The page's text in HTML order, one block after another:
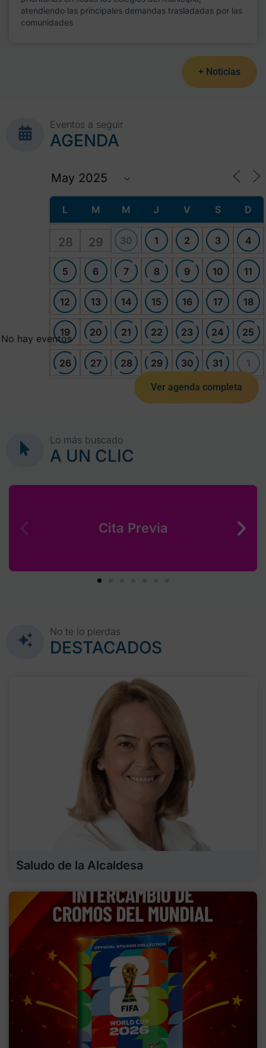
atendiendo las principales demandas trasladadas por las
comunidades
+ Noticias
Eventos a seguir
AGENDA
L M M J V S D
28 29 30 1 2 3 4
5 6 7 8 9 10 11
12 13 14 15 16 17 18
19 20 21 22 23 24 25
26 27 28 29 30 31 1
No hay eventos
Ver agenda completa
Lo más buscado
A UN CLIC
Cita Previa
No te lo pierdas
DESTACADOS
Saludo de la Alcaldesa